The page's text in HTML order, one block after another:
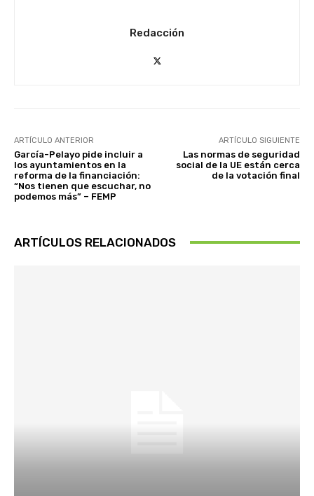
Redacción
ARTÍCULO ANTERIOR
García-Pelayo pide incluir a
los ayuntamientos en la
reforma de la financiación:
“Nos tienen que escuchar, no
podemos más” – FEMP
ARTÍCULO SIGUIENTE
Las normas de seguridad
social de la UE están cerca
de la votación final
ARTÍCULOS RELACIONADOS